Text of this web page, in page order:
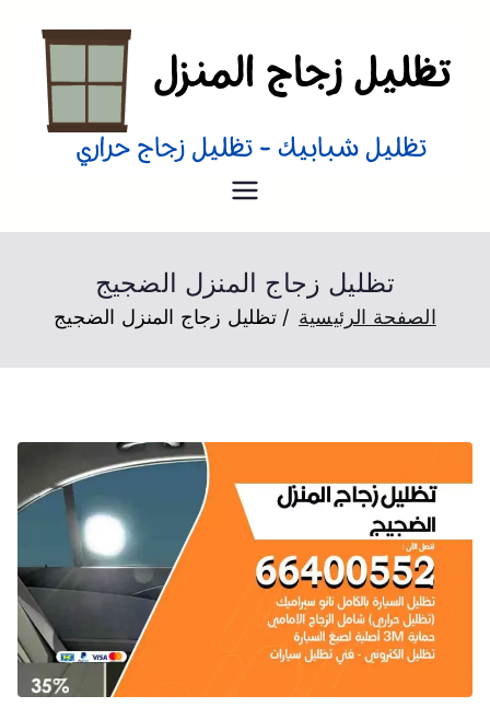
تظليل منازل
تظليل زجاج منازل من الداخل و
تظليل زجاج المنزل الضجيج
الصفحة الرئيسية تظليل زجاج المنزل الضجيج